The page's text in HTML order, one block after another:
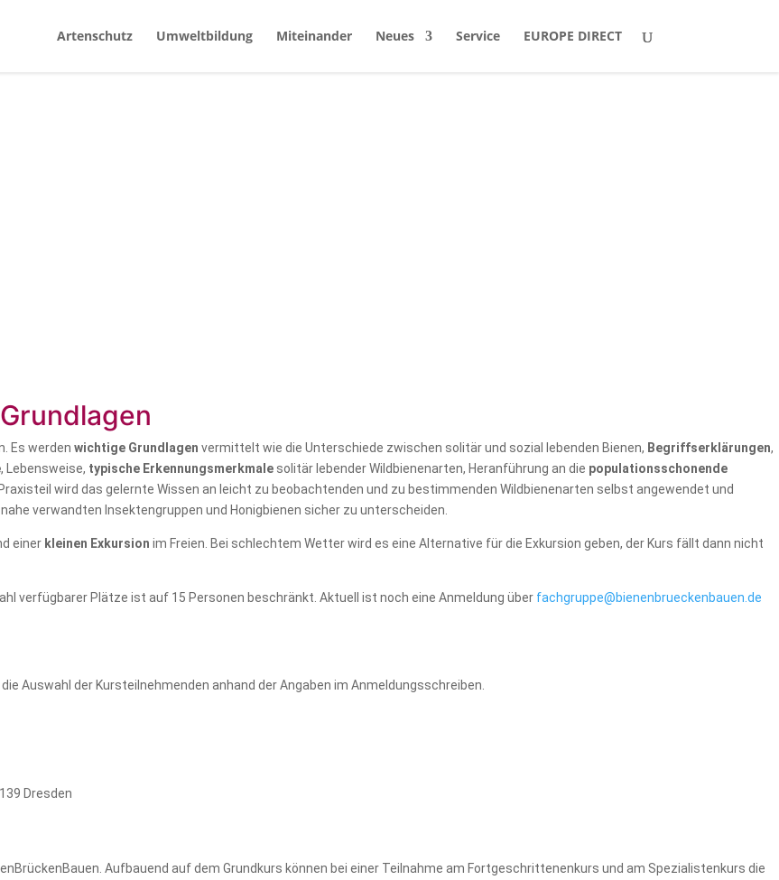
Artenschutz Umweltbildung Miteinander Neues Service EUROPE DIRECT
Es werden wichtige Grundlagen vermittelt wie die Unterschiede zwischen solitär und sozial lebenden Bienen, Begriffserklärungen,
, Lebensweise, typische Erkennungsmerkmale solitär lebender Wildbienenarten, Heranführung an die populationsschonende
wird das gelernte Wissen an leicht zu beobachtenden und zu bestimmenden Wildbienenarten selbst angewendet und
verwandten Insektengruppen und Honigbienen sicher zu unterscheiden.
einer kleinen Exkursion im Freien. Bei schlechtem Wetter wird es eine Alternative für die Exkursion geben, der Kurs fällt dann nicht
verfügbarer Plätze ist auf 15 Personen beschränkt. Aktuell ist noch eine Anmeldung über fachgruppe@bienenbrueckenbauen.de
Auswahl der Kursteilnehmenden anhand der Angaben im Anmeldungsschreiben.
Dresden
Aufbauend auf dem Grundkurs können bei einer Teilnahme am Fortgeschrittenenkurs und am Spezialistenkurs die